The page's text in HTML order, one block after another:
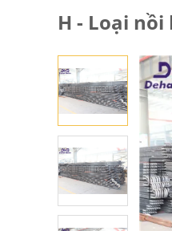
H - Loại